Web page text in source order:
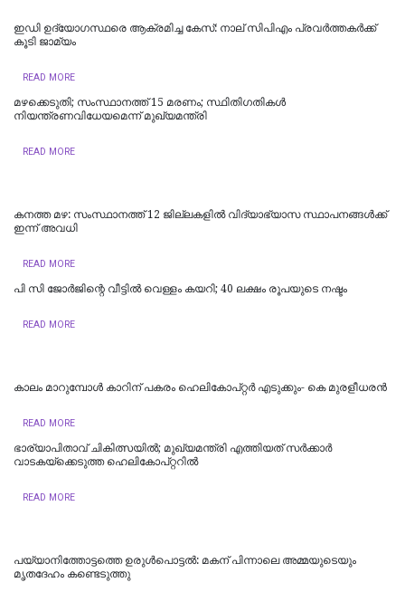
ഇഡി ഉദ്യോഗസ്ഥരെ ആക്രമിച്ച കേസ്: നാല് സിപിഎം പ്രവർത്തകർക്ക്
കൂടി ജാമ്യം
READ MORE
മഴക്കെടുതി; സംസ്ഥാനത്ത് 15 മരണം; സ്ഥിതിഗതികൾ
നിയന്ത്രണവിധേയമെന്ന് മുഖ്യമന്ത്രി
READ MORE
കനത്ത മഴ: സംസ്ഥാനത്ത് 12 ജില്ലകളില്‍ വിദ്യാഭ്യാസ സ്ഥാപനങ്ങള്‍ക്ക്
ഇന്ന് അവധി
READ MORE
പി സി ജോര്‍ജിന്റെ വീട്ടില്‍ വെള്ളം കയറി; 40 ലക്ഷം രൂപയുടെ നഷ്ടം
READ MORE
കാലം മാറുമ്പോൾ കാറിന് പകരം ഹെലികോപ്റ്റർ എടുക്കും- കെ മുരളീധരന്‍
READ MORE
ഭാര്യാപിതാവ് ചികിത്സയിൽ; മുഖ്യമന്ത്രി എത്തിയത് സര്‍ക്കാര്‍
വാടകയ്‌ക്കെടുത്ത ഹെലികോപ്റ്ററില്‍
READ MORE
പയ്യാനിത്തോട്ടത്തെ ഉരുൾപൊട്ടൽ: മകന് പിന്നാലെ അമ്മയുടെയും
മൃതദേഹം കണ്ടെടുത്തു